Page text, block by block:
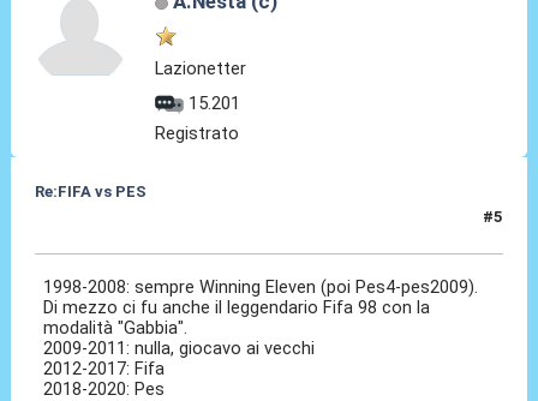
Lazionetter
15.201
Registrato
Re:FIFA vs PES
#5
1998-2008: sempre Winning Eleven (poi Pes4-pes2009).
Di mezzo ci fu anche il leggendario Fifa 98 con la
modalità "Gabbia".
2009-2011: nulla, giocavo ai vecchi
2012-2017: Fifa
2018-2020: Pes